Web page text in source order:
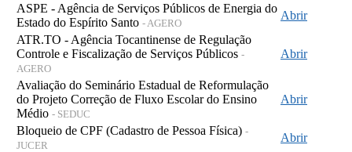
ASPE - Agência de Serviços Públicos de Energia do
Estado do Espírito Santo - AGERO
Abrir
ATR.TO - Agência Tocantinense de Regulação
Controle e Fiscalização de Serviços Públicos -
AGERO
Abrir
Avaliação do Seminário Estadual de Reformulação
do Projeto Correção de Fluxo Escolar do Ensino
Médio - SEDUC
Abrir
Bloqueio de CPF (Cadastro de Pessoa Física) -
JUCER
Abrir